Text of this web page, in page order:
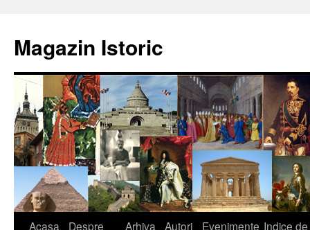
conținut
Magazin Istoric
Acasa
Despre
Arhiva Autori Evenimente Indice de